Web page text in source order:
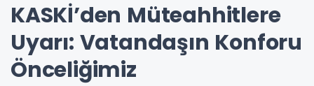
KASKİ’den Müteahhitlere
Uyarı: Vatandaşın Konforu
Önceliğimiz